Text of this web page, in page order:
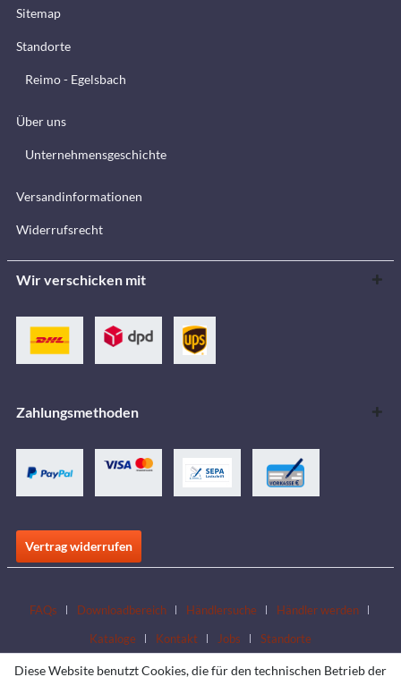
Sitemap
Standorte
Reimo - Egelsbach
Über uns
Unternehmensgeschichte
Versandinformationen
Widerrufsrecht
Wir verschicken mit
Zahlungsmethoden
Vertrag widerrufen
FAQs Downloadbereich Händlersuche
Händler werden
Kataloge
Kontakt Jobs Standorte
Diese Website benutzt Cookies, die für den technischen Betrieb der